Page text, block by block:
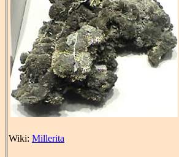
Wiki: Millerita